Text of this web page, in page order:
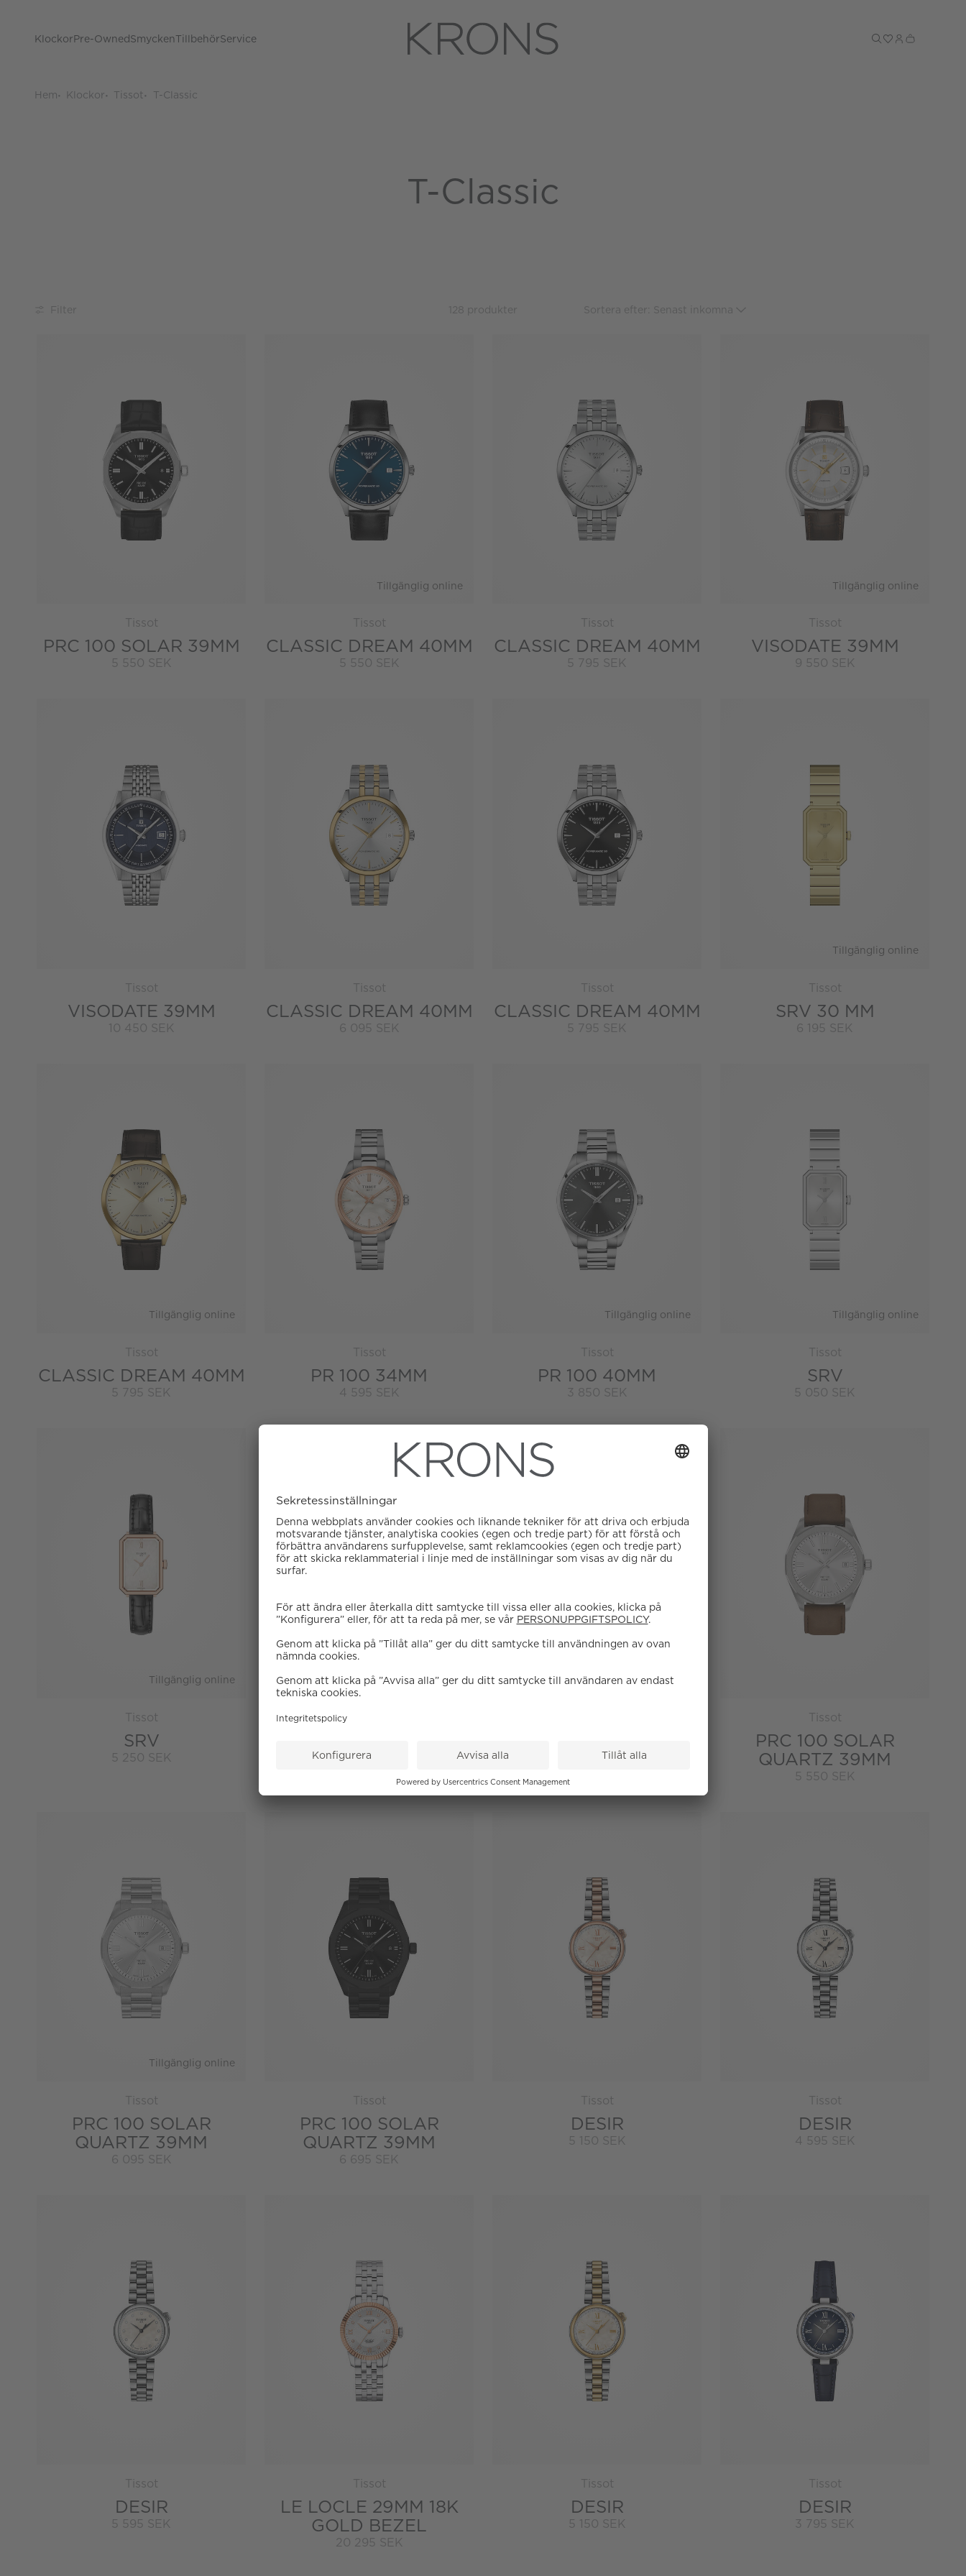
KlockorPre-OwnedSmyckenTillbehörService
Hem Klockor Tissot T-Classic
T-Classic
Filter 128 produkter Sortera efter:
Tissot
PRC 100 SOLAR 39MM
5 550 SEK
Tillgänglig online
Tissot
CLASSIC DREAM 40MM
5 550 SEK
Tissot
CLASSIC DREAM 40MM
5 795 SEK
Tillgänglig online
Tissot
VISODATE 39MM
9 550 SEK
Tissot
VISODATE 39MM
10 450 SEK
Tissot
CLASSIC DREAM 40MM
6 095 SEK
Tissot
CLASSIC DREAM 40MM
5 795 SEK
Tillgänglig online
Tissot
SRV 30 MM
6 195 SEK
Tillgänglig online
Tissot
CLASSIC DREAM 40MM
5 795 SEK
Tissot
PR 100 34MM
4 595 SEK
Tillgänglig online
Tissot
PR 100 40MM
3 850 SEK
Tillgänglig online
Tissot
SRV
5 050 SEK
Tillgänglig online
Tissot
SRV
5 250 SEK
Tillgänglig online
5 450 SEK 5 050 SEK
Tissot
PRC 100 SOLAR
QUARTZ 39MM
5 550 SEK
Tillgänglig online
Tissot
PRC 100 SOLAR
QUARTZ 39MM
6 095 SEK
Tissot
PRC 100 SOLAR
QUARTZ 39MM
6 695 SEK
Tissot
DESIR
5 150 SEK
Tissot
DESIR
4 595 SEK
Tissot
DESIR
5 595 SEK
Tissot
LE LOCLE 29MM 18K
GOLD BEZEL
20 295 SEK
Tissot
DESIR
5 150 SEK
Tissot
DESIR
3 795 SEK